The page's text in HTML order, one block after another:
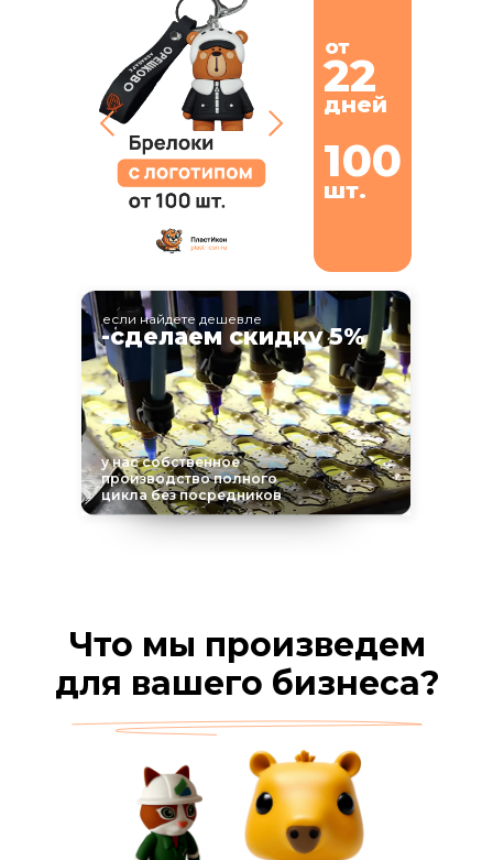
если найдете дешевле
-сделаем скидку 5%
у нас собственное
производство полного
цикла без посредников
дней
шт.
100
22
Что мы произведем
для вашего бизнеса?